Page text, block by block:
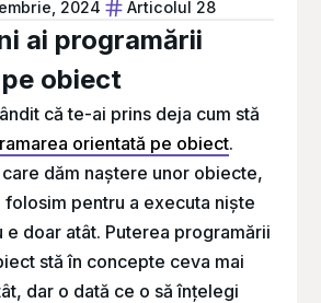
2024 Articolul 28
ai programării
obiect
că te-ai prins deja cum stă
orientată pe obiect.
dăm naștere unor obiecte,
pentru a executa niște
e doar atât. Puterea programării
stă în concepte ceva mai
dar o dată ce o să înțelegi